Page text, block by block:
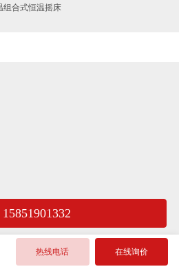
组合式恒温摇床
15851901332
热线电话 在线询价